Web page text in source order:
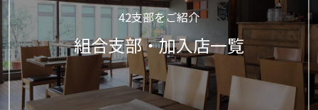
42支部をご紹介
組合支部・加入店一覧